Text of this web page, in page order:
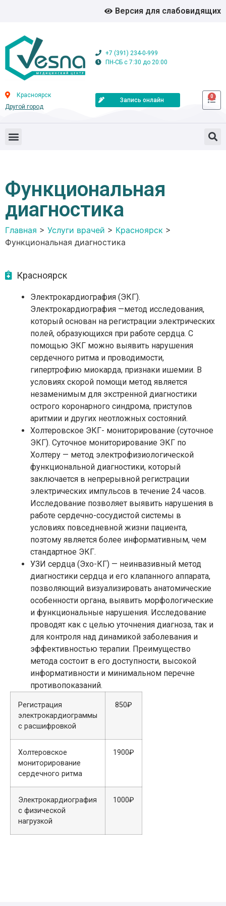
Версия для слабовидящих
+7 (391) 234-0-999
ПН-СБ с 7:30 до 20:00
Красноярск
Другой город
Запись онлайн
0
Функциональная
диагностика
Главная > Услуги врачей > Красноярск >
Функциональная диагностика
Красноярск
Электрокардиография (ЭКГ).
Электрокардиография —метод исследования,
который основан на регистрации электрических
полей, образующихся при работе сердца. С
помощью ЭКГ можно выявить нарушения
сердечного ритма и проводимости,
гипертрофию миокарда, признаки ишемии. В
условиях скорой помощи метод является
незаменимым для экстренной диагностики
острого коронарного синдрома, приступов
аритмии и других неотложных состояний.
Холтеровское ЭКГ- мониторирование (суточное
ЭКГ). Суточное мониторирование ЭКГ по
Холтеру — метод электрофизиологической
функциональной диагностики, который
заключается в непрерывной регистрации
электрических импульсов в течение 24 часов.
Исследование позволяет выявить нарушения в
работе сердечно-сосудистой системы в
условиях повседневной жизни пациента,
поэтому является более информативным, чем
стандартное ЭКГ.
УЗИ сердца (Эхо-КГ) — неинвазивный метод
диагностики сердца и его клапанного аппарата,
позволяющий визуализировать анатомические
особенности органа, выявить морфологические
и функциональные нарушения. Исследование
проводят как с целью уточнения диагноза, так и
для контроля над динамикой заболевания и
эффективностью терапии. Преимущество
метода состоит в его доступности, высокой
информативности и минимальном перечне
противопоказаний.
Регистрация
электрокардиограммы
с расшифровкой
850₽
Холтеровское
мониторирование
сердечного ритма
1900₽
Электрокардиография
с физической
нагрузкой
1000₽